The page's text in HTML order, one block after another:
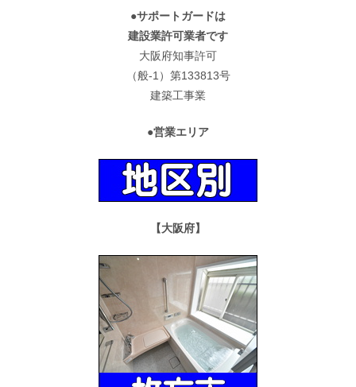
●サポートガードは
建設業許可業者です
大阪府知事許可
（般-1）第133813号
建築工事業
●営業エリア
【大阪府】